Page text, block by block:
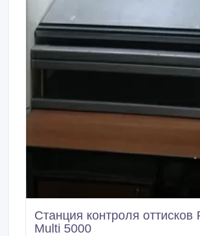
Станция контроля оттисков
Multi 5000